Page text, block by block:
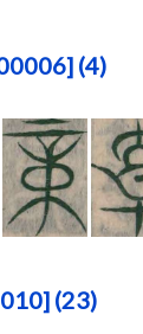
(4)
(23)